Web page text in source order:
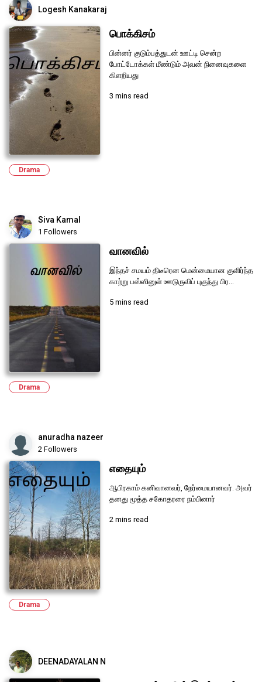
Logesh Kanakaraj
பொக்கிசம்
பின்னர் குடும்பத்துடன் ஊட்டி சென்ற
போட்டோக்கள் மீண்டும் அவன் நினைவுகளை
கிளறியது
3 mins read
Drama
Siva Kamal
1 Followers
வானவில்
இந்தச் சமயம் திடீரென மென்மையான குளிர்ந்த
காற்று பஸ்ஸினுள் ஊடுருவிப் புகுந்து பிர...
5 mins read
Drama
anuradha nazeer
2 Followers
எதையும்
ஆபிரகாம் கனிவானவர், நேர்மையானவர். அவர்
தனது மூத்த சகோதரரை நம்பினார்
2 mins read
Drama
DEENADAYALAN N